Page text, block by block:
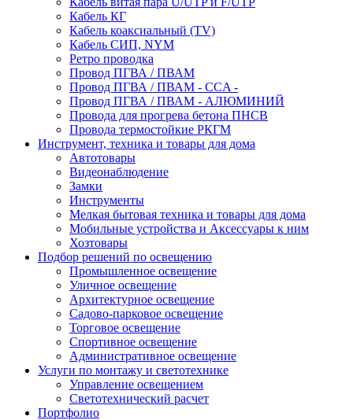
Кабель КГ
Кабель коаксиальный (TV)
Кабель СИП, NYM
Ретро проводка
Провод ПГВА / ПВАМ
Провод ПГВА / ПВАМ - CCA -
Провод ПГВА / ПВАМ - АЛЮМИНИЙ
Провода для прогрева бетона ПНСВ
Провода термостойкие РКГМ
Инструмент, техника и товары для дома
Автотовары
Видеонаблюдение
Замки
Инструменты
Мелкая бытовая техника и товары для дома
Мобильные устройства и Аксессуары к ним
Хозтовары
Подбор решений по освещению
Промышленное освещение
Уличное освещение
Архитектурное освещение
Садово-парковое освещение
Торговое освещение
Спортивное освещение
Административное освещение
Услуги по монтажу и светотехнике
Управление освещением
Светотехнический расчет
Портфолио